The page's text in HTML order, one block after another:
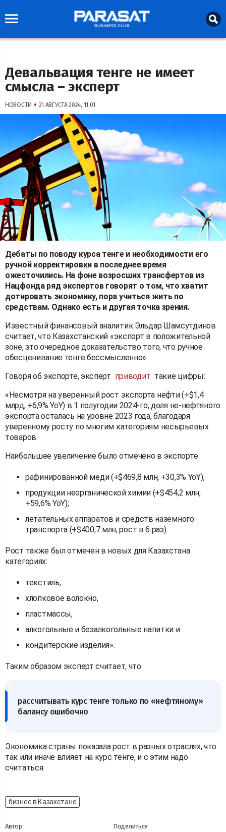
Девальвация тенге не имеет
смысла – эксперт
НОВОСТИ • 21 АВГУСТА 2024, 11:01
Дебаты по поводу курса тенге и необходимости его
ручной корректировки в последнее время
ожесточились. На фоне возросших трансфертов из
Нацфонда ряд экспертов говорят о том, что хватит
дотировать экономику, пора учиться жить по
средствам. Однако есть и другая точка зрения.
Известный финансовый аналитик Эльдар Шамсутдинов
считает, что Казахстанский «экспорт в положительной
зоне, это очередное доказательство того, что ручное
обесценивание тенге бессмысленно».
Говоря об экспорте, эксперт приводит такие цифры:
«Несмотря на уверенный рост экспорта нефти (+$1,4
млрд, +6,9% YoY) в 1 полугодии 2024-го, доля не-нефтяного
экспорта осталась на уровне 2023 года, благодаря
уверенному росту по многим категориям несырьевых
товаров.
Наибольшее увеличение было отмечено в экспорте
рафинированной меди (+$469,8 млн, +30,3% YoY),
продукции неорганической химии (+$454,2 млн,
+59,6% YoY);
летательных аппаратов и средств наземного
транспорта (+$400,7 млн, рост в 6 раз).
Рост также был отмечен в новых для Казахстана
категориях:
текстиль,
хлопковое волокно,
пластмассы,
алкогольные и безалкогольные напитки и
кондитерские изделия».
Таким образом эксперт считает, что
рассчитывать курс тенге только по «нефтяному»
балансу ошибочно
Экономика страны показала рост в разных отраслях, что
так или иначе влияет на курс тенге, и с этим надо
считаться.
бизнес в Казахстане
Автор Поделиться